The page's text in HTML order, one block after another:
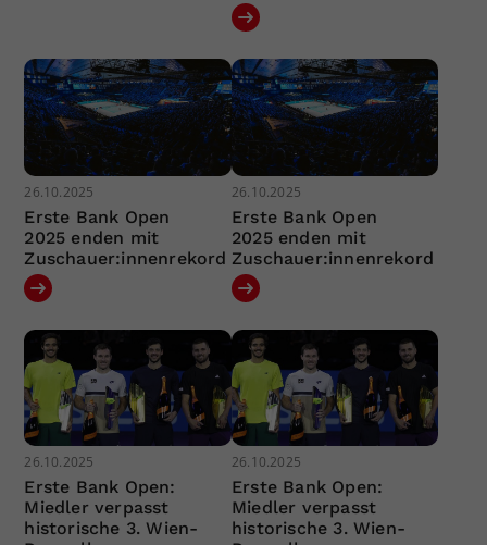
26.10.2025
Erste Bank Open
2025 enden mit
Zuschauer:innenrekord
26.10.2025
Erste Bank Open
2025 enden mit
Zuschauer:innenrekord
26.10.2025
Erste Bank Open:
Miedler verpasst
historische 3. Wien-
26.10.2025
Erste Bank Open:
Miedler verpasst
historische 3. Wien-